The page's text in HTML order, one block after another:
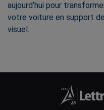
aujourd’hui pour
votre voiture en support
visuel.